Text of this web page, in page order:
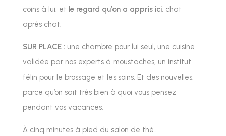
coins à lui, et le regard qu’on a appris ici, chat
après chat.
SUR PLACE :une chambre pour lui seul, une cuisine
validée par nos experts à moustaches, un institut
félin pour le brossage et les soins. Et des nouvelles,
parce qu’on sait très bien à quoi vous pensez
pendant vos vacances.
À cinq minutes à pied du salon de thé…